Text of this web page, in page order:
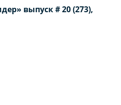
выпуск # 20 (273),